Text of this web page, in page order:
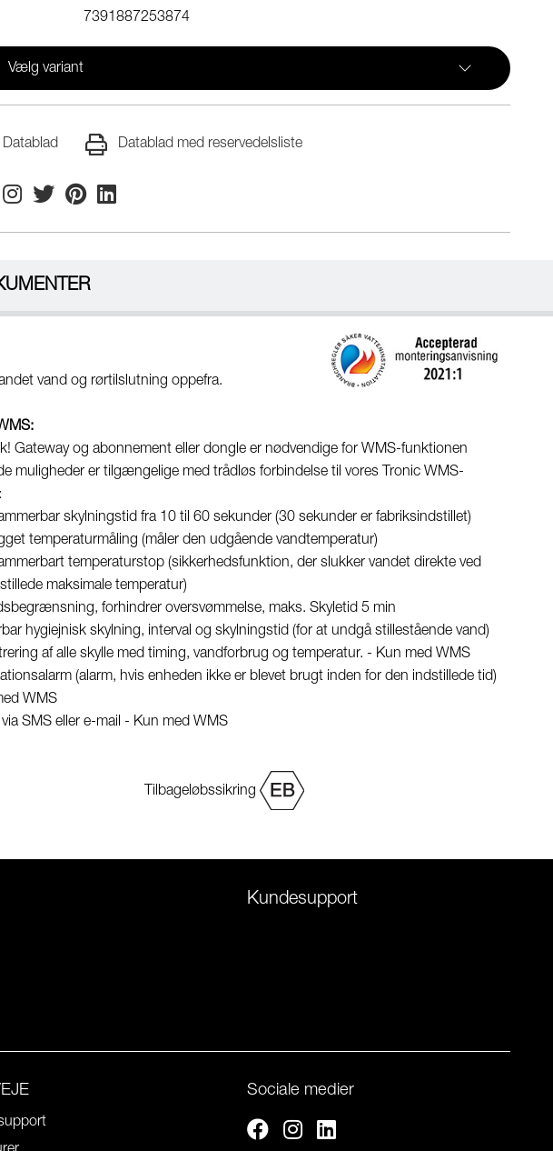
7391887253874
Vælg variant
Datablad Datablad med reservedelsliste
Instagram
TwitterPinterestLinkedin
vand og rørtilslutning oppefra.
Gateway og abonnement eller dongle er nødvendige for WMS-funktionen
muligheder er tilgængelige med trådløs forbindelse til vores Tronic WMS-
skylningstid fra 10 til 60 sekunder (30 sekunder er fabriksindstillet)
temperaturmåling (måler den udgående vandtemperatur)
temperaturstop (sikkerhedsfunktion, der slukker vandet direkte ved
maksimale temperatur)
forhindrer oversvømmelse, maks. Skyletid 5 min
hygiejnisk skylning, interval og skylningstid (for at undgå stillestående vand)
af alle skylle med timing, vandforbrug og temperatur. - Kun med WMS
(alarm, hvis enheden ikke er blevet brugt inden for den indstillede tid)
WMS
SMS eller e-mail - Kun med WMS
Tilbageløbssikring
Kundesupport
Sociale medier
FacebookInstagram